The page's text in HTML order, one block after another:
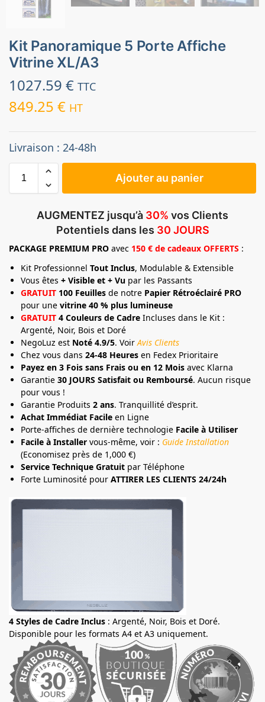
Kit Panoramique 5 Porte Affiche
Vitrine XL/A3
1027.59 € TTC
849.25 € HT
Livraison : 24-48h
Ajouter au panier
AUGMENTEZ jusqu’à 30% vos Clients
Potentiels dans les 30 JOURS
PACKAGE PREMIUM PRO avec 150 € de cadeaux OFFERTS :
Kit Professionnel Tout Inclus, Modulable & Extensible
Vous êtes + Visible et + Vu par les Passants
GRATUIT 100 Feuilles de notre Papier Rétroéclairé PRO
pour une vitrine 40 % plus lumineuse
GRATUIT 4 Couleurs de Cadre Incluses dans le Kit :
Argenté, Noir, Bois et Doré
NegoLuz est Noté 4.9/5. VoirAvis Clients
Chez vous dans 24-48 Heures en Fedex Prioritaire
Payez en 3 Fois sans Frais ou en 12 Mois avec Klarna
Garantie 30 JOURS Satisfait ou Remboursé. Aucun risque
pour vous !
Garantie Produits 2 ans. Tranquillité d’esprit.
Achat Immédiat Facile en Ligne
Porte-affiches de dernière technologie Facile à Utiliser
Facile à Installer vous-même, voir : Guide Installation
(Economisez près de 1,000 €)
Service Technique Gratuit par Téléphone
Forte Luminosité pour ATTIRER LES CLIENTS 24/24h
4 Styles de Cadre Inclus : Argenté, Noir, Bois et Doré.
Disponible pour les formats A4 et A3 uniquement.